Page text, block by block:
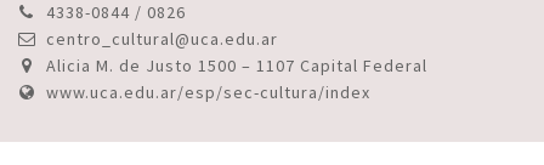
4338-0844 / 0826
centro_cultural@uca.edu.ar
Alicia M. de Justo 1500 – 1107 Capital Federal
www.uca.edu.ar/esp/sec-cultura/index